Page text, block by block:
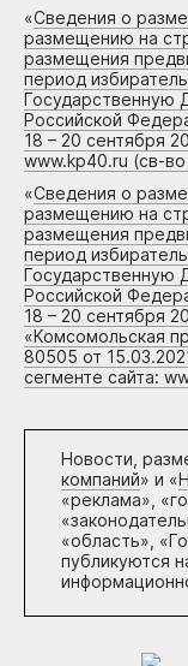
«Сведения о
размещению на
размещения
период
Государственную
Российской
18 – 20 сентября
www.kp40.ru (св-
«Сведения о
размещению на
размещения
период
Государственную
Российской
18 – 20 сентября
«Комсомольская
80505 от
сегменте сайта:
Новости,
компаний» и «
«реклама»,
«область»,
публикуются